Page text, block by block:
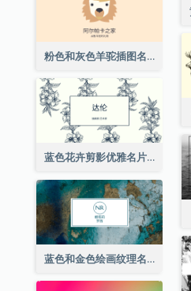
粉色和灰色羊驼插图名片
蓝色花卉剪影优雅名片
蓝色和金色绘画纹理名片